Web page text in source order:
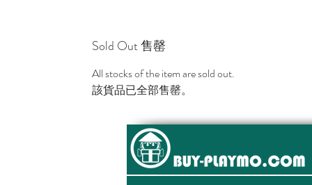
Sold Out 售罄
All stocks of the item are sold out.
該貨品已全部售罄。